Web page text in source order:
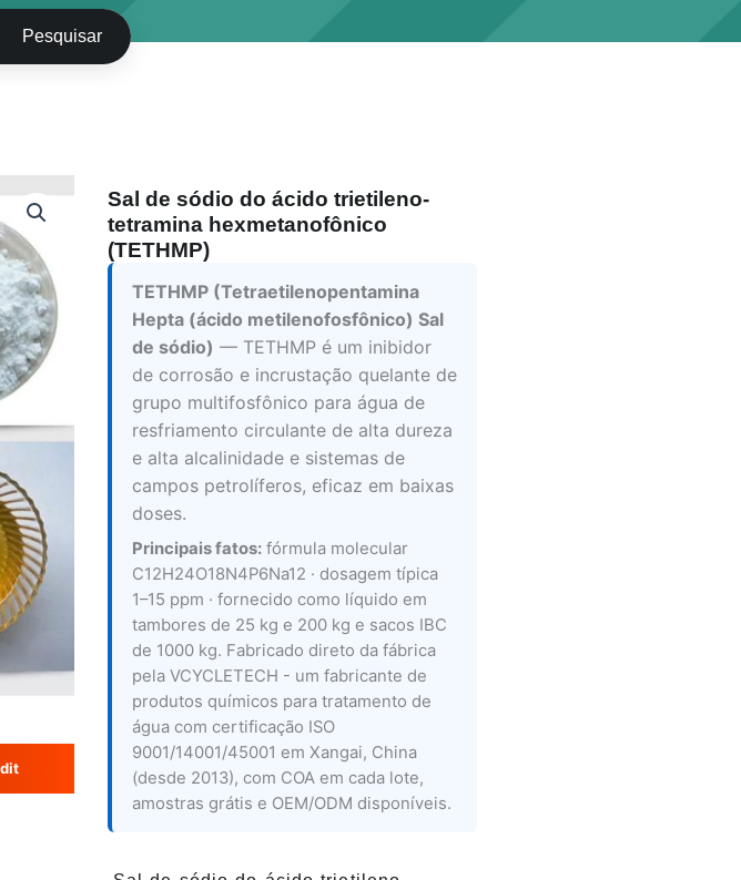
Pesquisar
Sal de sódio do ácido trietileno-
tetramina hexmetanofônico
(TETHMP)
TETHMP (Tetraetilenopentamina
Hepta (ácido metilenofosfônico) Sal
de sódio) — TETHMP é um inibidor
de corrosão e incrustação quelante de
grupo multifosfônico para água de
resfriamento circulante de alta dureza
e alta alcalinidade e sistemas de
campos petrolíferos, eficaz em baixas
doses.
Principais fatos:fórmula molecular
C12H24O18N4P6Na12 · dosagem típica
1–15 ppm · fornecido como líquido em
tambores de 25 kg e 200 kg e sacos IBC
de 1000 kg. Fabricado direto da fábrica
pela VCYCLETECH - um fabricante de
produtos químicos para tratamento de
água com certificação ISO
9001/14001/45001 em Xangai, China
(desde 2013), com COA em cada lote,
amostras grátis e OEM/ODM disponíveis.